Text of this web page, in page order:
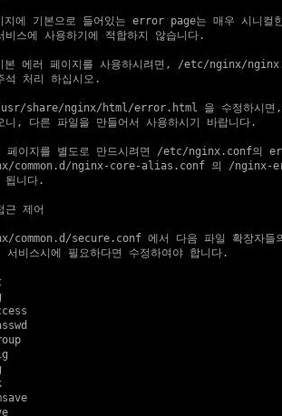
에 기본으로 들어있는 error page는 매우 시니컬
스에 사용하기에 적합하지 않습니다.
에러 페이지를 사용하시려면, /etc/nginx/
처리 하십시오.
share/nginx/html/error.html 을 수정하시면
, 다른 파일을 만들어서 사용하시기 바랍니다.
페이지를 별도로 만드시려면 /etc/nginx.conf의
common.d/nginx-core-alias.conf 의 /nginx-
니다.
제어
common.d/secure.conf 에서 다음 파일 확장자들
비스시에 필요하다면 수정하여야 합니다.